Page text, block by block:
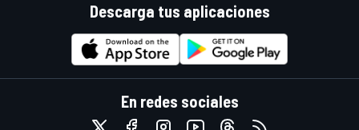
Descarga tus aplicaciones
En redes sociales